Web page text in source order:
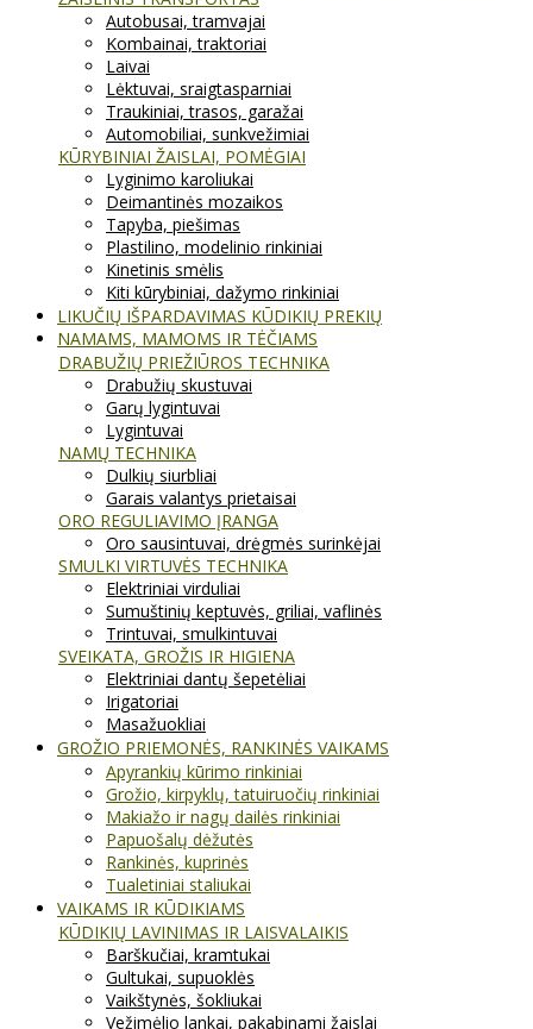
Autobusai, tramvajai
Kombainai, traktoriai
Laivai
Lėktuvai, sraigtasparniai
Traukiniai, trasos, garažai
Automobiliai, sunkvežimiai
KŪRYBINIAI ŽAISLAI, POMĖGIAI
Lyginimo karoliukai
Deimantinės mozaikos
Tapyba, piešimas
Plastilino, modelinio rinkiniai
Kinetinis smėlis
Kiti kūrybiniai, dažymo rinkiniai
LIKUČIŲ IŠPARDAVIMAS KŪDIKIŲ PREKIŲ
NAMAMS, MAMOMS IR TĖČIAMS
DRABUŽIŲ PRIEŽIŪROS TECHNIKA
Drabužių skustuvai
Garų lygintuvai
Lygintuvai
NAMŲ TECHNIKA
Dulkių siurbliai
Garais valantys prietaisai
ORO REGULIAVIMO ĮRANGA
Oro sausintuvai, drėgmės surinkėjai
SMULKI VIRTUVĖS TECHNIKA
Elektriniai virduliai
Sumuštinių keptuvės, griliai, vaflinės
Trintuvai, smulkintuvai
SVEIKATA, GROŽIS IR HIGIENA
Elektriniai dantų šepetėliai
Irigatoriai
Masažuokliai
GROŽIO PRIEMONĖS, RANKINĖS VAIKAMS
Apyrankių kūrimo rinkiniai
Grožio, kirpyklų, tatuiruočių rinkiniai
Makiažo ir nagų dailės rinkiniai
Papuošalų dėžutės
Rankinės, kuprinės
Tualetiniai staliukai
VAIKAMS IR KŪDIKIAMS
KŪDIKIŲ LAVINIMAS IR LAISVALAIKIS
Barškučiai, kramtukai
Gultukai, supuoklės
Vaikštynės, šokliukai
Vežimėlio lankai, pakabinami žaislai